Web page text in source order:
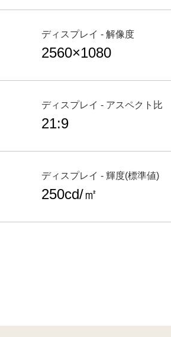
ディスプレイ - 解像度
2560×1080
ディスプレイ - アスペクト比
21:9
ディスプレイ - 輝度(標準値)
250cd/㎡